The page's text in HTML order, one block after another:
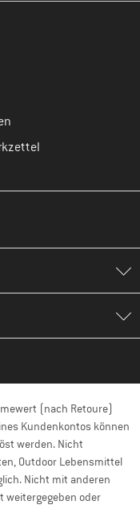
im nächsten
(nach Retoure)
Kundenkontos können
werden. Nicht
Outdoor Lebensmittel
Nicht mit anderen
weitergegeben oder